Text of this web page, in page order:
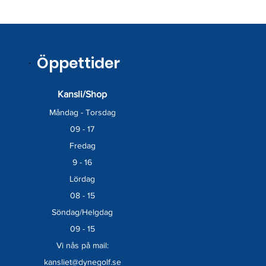
Kansli/Shop
Måndag - Torsdag
09 - 17
Fredag
9 - 16
Lördag
08 - 15
Söndag/Helgdag
09 - 15
Vi nås på mail:
kansliet@dynegolf.se
Öppettider